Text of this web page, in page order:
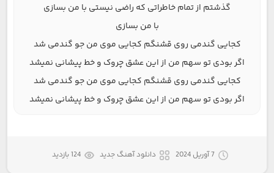
گذشتم از تمام خاطراتی که راضی نیستی با من بسازی
با من بسازی
کجایی گندمی روی قشنگم کجایی موی من جو گندمی شد
اگر بودی تو سهم من از این عشق چروک و خط پیشانی نمیشد
کجایی گندمی روی قشنگم کجایی موی من جو گندمی شد
اگر بودی تو سهم من از این عشق چروک و خط پیشانی نمیشد
7 آوریل 2024 دانلود آهنگ جدید 124 بازدید